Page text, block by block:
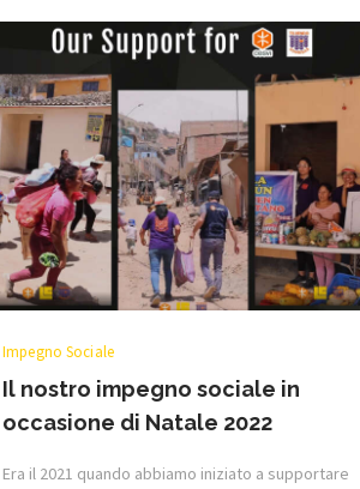
Impegno Sociale
Il nostro impegno sociale in
occasione di Natale 2022
Era il 2021 quando abbiamo iniziato a supportare